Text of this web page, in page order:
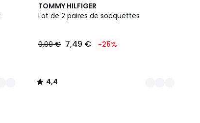
TOMMY HILFIGER
Lot de 2 paires de socquettes
9,99 € 7,49 € -25%
4,4
/ 5
2
Couleurs
4,4
/